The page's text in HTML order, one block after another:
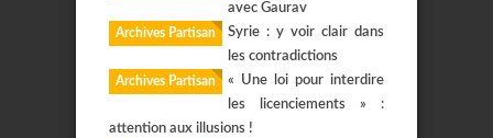
avec Gaurav
Archives Partisan
Syrie : y voir clair dans
les contradictions
Archives Partisan
« Une loi pour interdire
les licenciements » :
attention aux illusions !